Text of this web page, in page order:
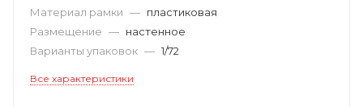
Материал рамки — пластиковая
Размещение — настенное
Варианты упаковок — 1/72
Все характеристики